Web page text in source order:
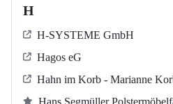
H
H-SYSTEME GmbH
Hagos eG
Hahn im Korb - Marianne